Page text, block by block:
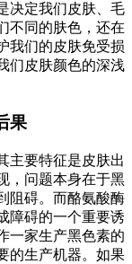
决定我们皮肤、毛
不同的肤色，还在
我们的皮肤免受损
们皮肤颜色的深浅
果
主要特征是皮肤出
，问题本身在于黑
阻碍。而酪氨酸酶
障碍的一个重要诱
一家生产黑色素的
的生产机器。如果